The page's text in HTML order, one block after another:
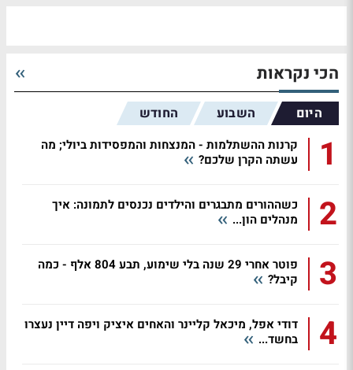
הכי נקראות
היום השבוע החודש
1
קרנות ההשתלמות - המנצחות והמפסידות ביולי; מה
עשתה הקרן שלכם?
2
כשההורים מתבגרים והילדים נכנסים לתמונה: איך
מנהלים הון...
3
פוטר אחרי 29 שנה בלי שימוע, תבע 804 אלף - כמה
קיבל?
4
דודי אפל, מיכאל קליינר והאחים איציק ויפה דיין נעצרו
בחשד...